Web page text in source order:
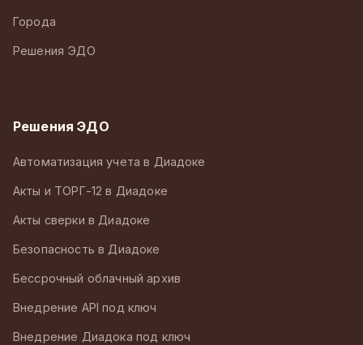
Города
Решения ЭДО
Решения ЭДО
Автоматизация учета в Диадоке
Акты и ТОРГ-12 в Диадоке
Акты сверки в Диадоке
Безопасность в Диадоке
Бессрочный облачный архив
Внедрение API под ключ
Внедрение Диадока под ключ